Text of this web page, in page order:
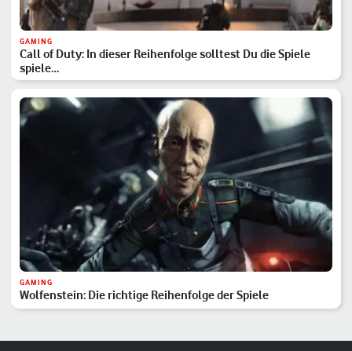
GAMING
Call of Duty: In dieser Reihenfolge solltest Du die Spiele
spiele…
GAMING
Wolfenstein: Die richtige Reihenfolge der Spiele